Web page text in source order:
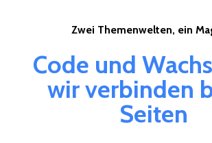
Zwei Themenwelten, ein
Code und
wir verbinden
Seiten